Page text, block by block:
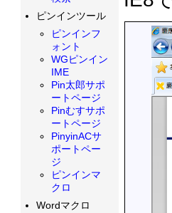
ピンインツール
ピンインフ
ォント
WGピンイン
IME
Pin太郎サポ
ートページ
Pinむすサポ
ートページ
PinyinACサ
ポートペー
ジ
ピンインマ
クロ
Wordマクロ